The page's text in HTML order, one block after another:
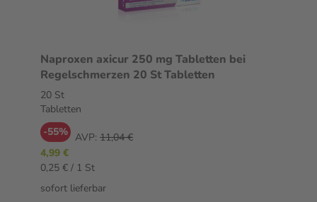
Naproxen axicur 250 mg Tabletten bei
Regelschmerzen 20 St Tabletten
20 St
Tabletten
-55% AVP: 11,04 €
4,99 €
0,25 € / 1 St
sofort lieferbar